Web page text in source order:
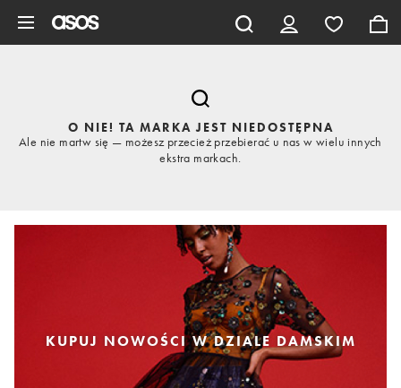
O NIE! TA MARKA JEST NIEDOSTĘPNA
Ale nie martw się — możesz przecież przebierać u nas w wielu innych
ekstra markach.
KUPUJ NOWOŚCI W DZIALE DAMSKIM